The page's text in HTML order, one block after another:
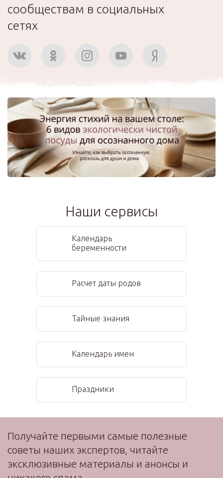
сообществам в социальных
сетях
Наши сервисы
Календарь
беременности
Расчет даты родов
Тайные знания
Календарь имен
Праздники
Получайте первыми самые полезные
советы наших экспертов, читайте
эксклюзивные материалы и анонсы и